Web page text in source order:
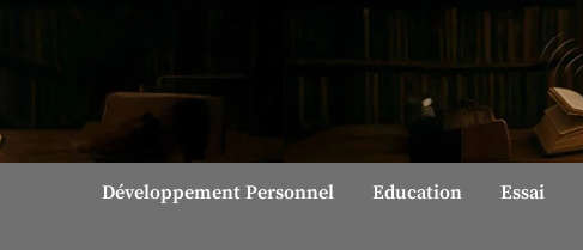
Développement Personnel Education Essai